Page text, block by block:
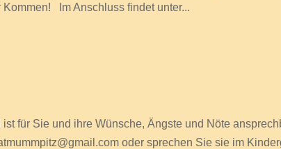
Im Anschluss findet unter...
für Sie und ihre Wünsche, Ängste und Nöte
oder sprechen Sie sie im